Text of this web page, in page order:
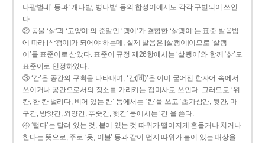
나팔벌레’ 등과 ‘개나발, 병나발’ 등의 합성어에서도 각각 구별되어 쓰인
다.
② 동물 ‘삵’과 ‘고양이’의 준말인 ‘괭이’가 결합한 ‘삵괭이’는 표준 발음법
에 따라 [삭꽹이]가 되어야 하는데, 실제 발음은 [살쾡이]이므로 ‘살쾡
이’를 표준어로 삼았다. 표준어 규정 제26항에서는 ‘살쾡이’와 함께 ‘삵’도
표준어로 인정하였다.
③ ‘칸’은 공간의 구획을 나타내며, ‘간(間)’은 이미 굳어진 한자어 속에서
쓰이거나 공간으로서의 장소를 가리키는 접미사로 쓰인다. 그러므로 ‘위
칸, 한 칸 벌리다, 비어 있는 칸’ 등에서는 ‘칸’을 쓰고 ‘초가삼간, 뒷간, 마
구간, 방앗간, 외양간, 푸줏간, 헛간’ 등에서는 ‘간’을 쓴다.
④ ‘털다’는 달려 있는 것, 붙어 있는 것 따위가 떨어지게 흔들거나 치거나
한다는 뜻으로, 주로 ‘옷, 이불’ 등과 같이 먼지 따위가 붙어 있는 대상을